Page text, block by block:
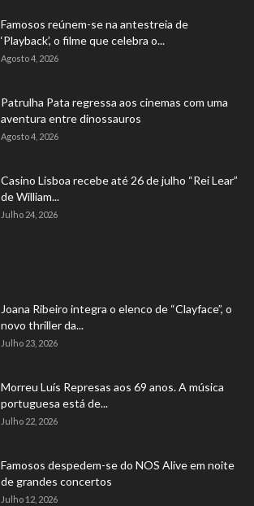
Famosos reúnem-se na antestreia de
‘Playback’, o filme que celebra o...
Agosto 4, 2026
Patrulha Pata regressa aos cinemas com uma
aventura entre dinossauros
Agosto 4, 2026
Casino Lisboa recebe até 26 de julho “Rei Lear”
de William...
Julho 24, 2026
Joana Ribeiro integra o elenco de “Clayface”, o
novo thriller da...
Julho 23, 2026
Morreu Luís Represas aos 69 anos. A música
portuguesa está de...
Julho 22, 2026
Famosos despedem-se do NOS Alive em noite
de grandes concertos
Julho 12, 2026